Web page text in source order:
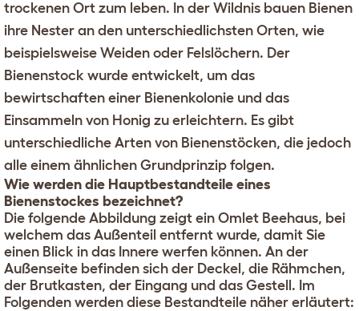
w
trockenen Ort zum leben. In der Wildnis bauen Bienen
ihre Nester an den unterschiedlichsten Orten, wie
beispielsweise Weiden oder Felslöchern. Der
Bienenstock wurde entwickelt, um das
bewirtschaften einer Bienenkolonie und das
Einsammeln von Honig zu erleichtern. Es gibt
unterschiedliche Arten von Bienenstöcken, die jedoch
alle einem ähnlichen Grundprinzip folgen.
Wie werden die Hauptbestandteile eines
Bienenstockes bezeichnet?
Die folgende Abbildung zeigt ein Omlet Beehaus, bei
welchem das Außenteil entfernt wurde, damit Sie
einen Blick in das Innere werfen können. An der
Außenseite befinden sich der Deckel, die Rähmchen,
der Brutkasten, der Eingang und das Gestell. Im
Folgenden werden diese Bestandteile näher erläutert: